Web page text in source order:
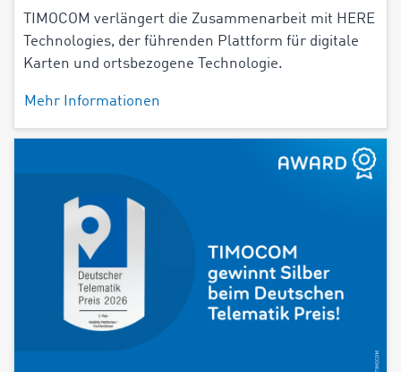
TIMOCOM verlängert die Zusammenarbeit mit HERE
Technologies, der führenden Plattform für digitale
Karten und ortsbezogene Technologie.
Mehr Informationen